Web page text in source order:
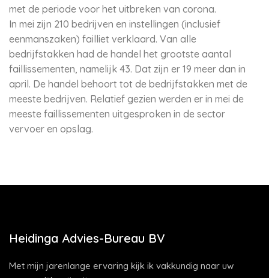
met de periode voor het uitbreken van corona.
In mei zijn 210 bedrijven en instellingen (inclusief
eenmanszaken) failliet verklaard. Van alle
bedrijfstakken had de handel het grootste aantal
faillissementen, namelijk 43. Dat zijn er 19 meer dan in
april. De handel behoort tot de bedrijfstakken met de
meeste bedrijven. Relatief gezien werden er in mei de
meeste faillissementen uitgesproken in de sector
vervoer en opslag.
Heidinga Advies-Bureau BV
Met mijn jarenlange ervaring kijk ik vakkundig naar uw